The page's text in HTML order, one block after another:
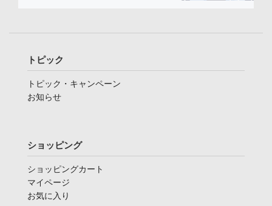
トピック
トピック・キャンペーン
お知らせ
ショッピング
ショッピングカート
マイページ
お気に入り